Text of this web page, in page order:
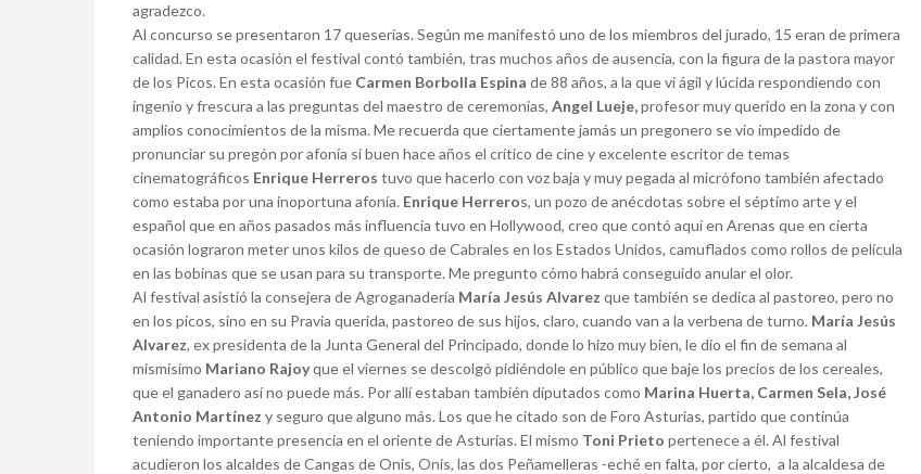
agradezco.
Al concurso se presentaron 17 queserías. Según me manifestó uno de los miembros del jurado, 15 eran de primera
calidad. En esta ocasión el festival contó también, tras muchos años de ausencia, con la figura de la pastora mayor
de los Picos. En esta ocasión fue Carmen Borbolla Espina de 88 años, a la que vi ágil y lúcida respondiendo con
ingenio y frescura a las preguntas del maestro de ceremonias, Angel Lueje,profesor muy querido en la zona y con
amplios conocimientos de la misma. Me recuerda que ciertamente jamás un pregonero se vio impedido de
pronunciar su pregón por afonía si buen hace años el crítico de cine y excelente escritor de temas
cinematográficos Enrique Herreros tuvo que hacerlo con voz baja y muy pegada al micrófono también afectado
como estaba por una inoportuna afonía. Enrique Herreros, un pozo de anécdotas sobre el séptimo arte y el
español que en años pasados más influencia tuvo en Hollywood, creo que contó aquí en Arenas que en cierta
ocasión lograron meter unos kilos de queso de Cabrales en los Estados Unidos, camuflados como rollos de película
en las bobinas que se usan para su transporte. Me pregunto cómo habrá conseguido anular el olor.
Al festival asistió la consejera de Agroganadería María Jesús Alvarez que también se dedica al pastoreo, pero no
en los picos, sino en su Pravia querida, pastoreo de sus hijos, claro, cuando van a la verbena de turno. María Jesús
Alvarez, ex presidenta de la Junta General del Principado, donde lo hizo muy bien, le dio el fin de semana al
mismísimo Mariano Rajoyque el viernes se descolgó pidiéndole en público que baje los precios de los cereales,
que el ganadero así no puede más. Por allí estaban también diputados como Marina Huerta, Carmen Sela, José
Antonio Martínez y seguro que alguno más. Los que he citado son de Foro Asturias, partido que continúa
teniendo importante presencia en el oriente de Asturias. El mismo Toni Prieto pertenece a él. Al festival
acudieron los alcaldes de Cangas de Onis, Onis, las dos Peñamelleras -eché en falta, por cierto, a la alcaldesa de